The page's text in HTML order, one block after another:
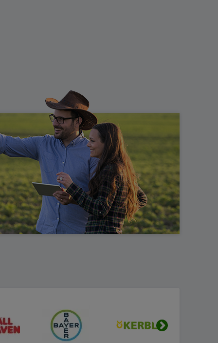
de scule cu acumulator pentru o mare varietate
funcționări silențioase și ecologice, eliminând
utilizare în zonele rezidențiale și pentru cei care